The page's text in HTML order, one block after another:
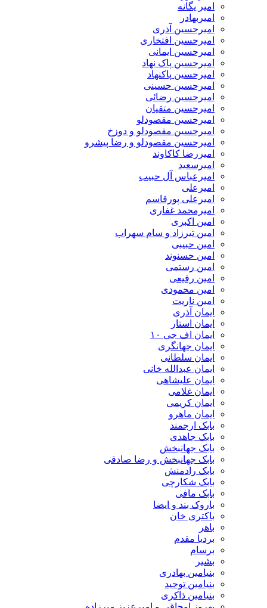
امیر یگانه
امیربهادر
امیرحسین آذری
امیرحسین افتخاری
امیرحسین ایمانی
امیرحسین پاک نهاد
امیرحسین پاکنهاد
امیرحسین حسینی
امیرحسین رضائی
امیرحسین متقیان
امیرحسین مقصودلو
امیرحسین مقصودلو و دوزخ
امیرحسین مقصودلو و رضا پیشرو
امیررضا کاکاوند
امیرسعید
امیرعباس آل حبیب
امیرعلی
امیرعلی پورقاسم
امیرمحمد غفاری
امین اکبری
امین تیرزاد و سام سهراب
امین حبیبی
امین حسنوند
امین رستمی
امین رفیعی
امین محمودی
امین ناریت
ایمان آذری
ایمان استار
ایمان اف جی ۱۰
ایمان جهانگری
ایمان سلطانی
ایمان عبدالله خانی
ایمان علیشاهی
ایمان غلامی
ایمان کریمی
ایمان ماهرو
بابک ارجمند
بابک جاهدی
بابک جهانبخش
بابک جهانبخش و رضا صادقی
بابک رادمنش
بابک شکارچی
بابک مافی
باروک بند و ایضا
باکتری خان
باهر
بردیا مقدم
برسام
بشیر
بنیامین بهادری
بنیامین توحید
بنیامین ذاکری